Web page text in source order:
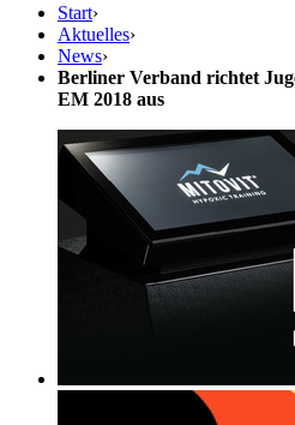
Start›
Aktuelles›
News›
Berliner Verband richtet
EM 2018 aus